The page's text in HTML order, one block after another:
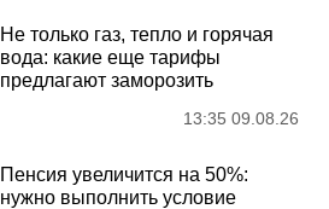
Не только газ, тепло и горячая
вода: какие еще тарифы
предлагают заморозить
13:35 09.08.26
Пенсия увеличится на 50%:
нужно выполнить условие